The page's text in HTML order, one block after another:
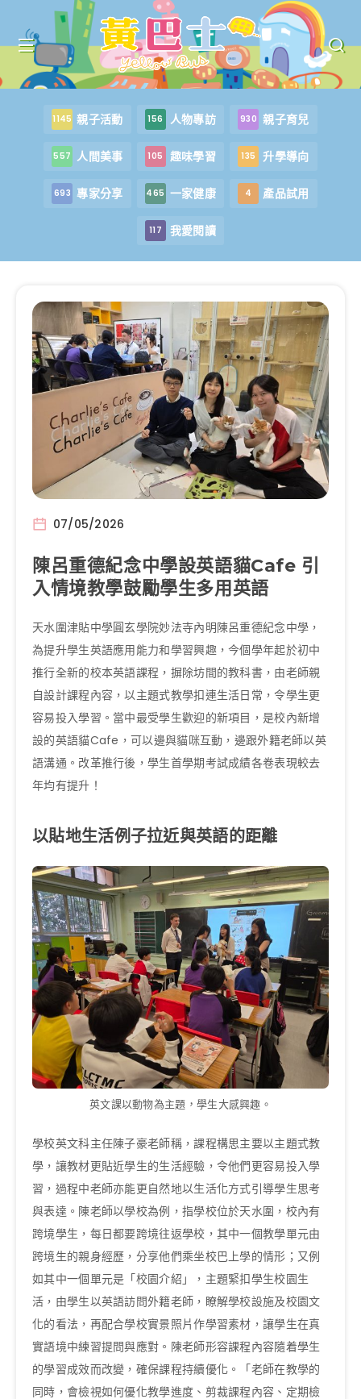
1145 親子活動 156 人物專訪 930 親子育兒
557 人間美事 105 趣味學習 135 升學導向
693 專家分享 465 一家健康 4 產品試用
117 我愛閱讀
07/05/2026
陳呂重德紀念中學設英語貓Cafe 引
入情境教學鼓勵學生多用英語
天水圍津貼中學圓玄學院妙法寺內明陳呂重德紀念中學，
為提升學生英語應用能力和學習興趣，今個學年起於初中
推行全新的校本英語課程，摒除坊間的教科書，由老師親
自設計課程內容，以主題式教學扣連生活日常，令學生更
容易投入學習。當中最受學生歡迎的新項目，是校內新增
設的英語貓Cafe，可以邊與貓咪互動，邊跟外籍老師以英
語溝通。改革推行後，學生首學期考試成績各卷表現較去
年均有提升！
以貼地生活例子拉近與英語的距離
英文課以動物為主題，學生大感興趣。
學校英文科主任陳子豪老師稱，課程構思主要以主題式教
學，讓教材更貼近學生的生活經驗，令他們更容易投入學
習，過程中老師亦能更自然地以生活化方式引導學生思考
與表達。陳老師以學校為例，指學校位於天水圍，校內有
跨境學生，每日都要跨境往返學校，其中一個教學單元由
跨境生的親身經歷，分享他們乘坐校巴上學的情形；又例
如其中一個單元是「校園介紹」，主題緊扣學生校園生
活，由學生以英語訪問外籍老師，瞭解學校設施及校園文
化的看法，再配合學校實景照片作學習素材，讓學生在真
實語境中練習提問與應對。陳老師形容課程內容隨着學生
的學習成效而改變，確保課程持續優化。「老師在教學的
同時，會檢視如何優化教學進度、剪裁課程內容、定期檢